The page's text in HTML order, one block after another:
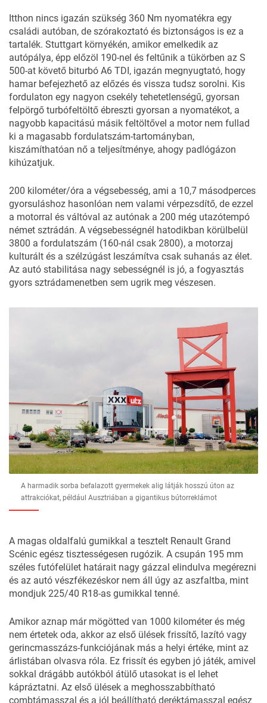
Itthon nincs igazán szükség 360 Nm nyomatékra egy
családi autóban, de szórakoztató és biztonságos is ez a
tartalék. Stuttgart környékén, amikor emelkedik az
autópálya, épp előzöl 190-nel és feltűnik a tükörben az S
500-at követő biturbó A6 TDI, igazán megnyugtató, hogy
hamar befejezhető az előzés és vissza tudsz sorolni. Kis
fordulaton egy nagyon csekély tehetetlenségű, gyorsan
felpörgő turbófeltöltő ébreszti gyorsan a nyomatékot, a
nagyobb kapacitású másik feltöltővel a motor nem fullad
ki a magasabb fordulatszám-tartományban,
kiszámíthatóan nő a teljesítménye, ahogy padlógázon
kihúzatjuk.
200 kilométer/óra a végsebesség, ami a 10,7 másodperces
gyorsuláshoz hasonlóan nem valami vérpezsdítő, de ezzel
a motorral és váltóval az autónak a 200 még utazótempó
német sztrádán. A végsebességnél hatodikban körülbelül
3800 a fordulatszám (160-nál csak 2800), a motorzaj
kulturált és a szélzúgást leszámítva csak suhanás az élet.
Az autó stabilitása nagy sebességnél is jó, a fogyasztás
gyors sztrádamenetben sem ugrik meg vészesen.
A harmadik sorba befalazott gyermekek alig látják hosszú úton az
attrakciókat, például Ausztriában a gigantikus bútorreklámot
A magas oldalfalú gumikkal a tesztelt Renault Grand
Scénic egész tisztességesen rugózik. A csupán 195 mm
széles futófelület határait nagy gázzal elindulva megérezni
és az autó vészfékezéskor nem áll úgy az aszfaltba, mint
mondjuk 225/40 R18-as gumikkal tenné.
Amikor aznap már mögötted van 1000 kilométer és még
nem értetek oda, akkor az első ülések frissítő, lazító vagy
gerincmasszázs-funkciójának más a helyi értéke, mint az
árlistában olvasva róla. Ez frissít és egyben jó játék, amivel
sokkal drágább autókból átülő utasokat is el lehet
kápráztatni. Az első ülések a meghosszabbítható
combtámasszal és a jól beállítható deréktámasszal egész